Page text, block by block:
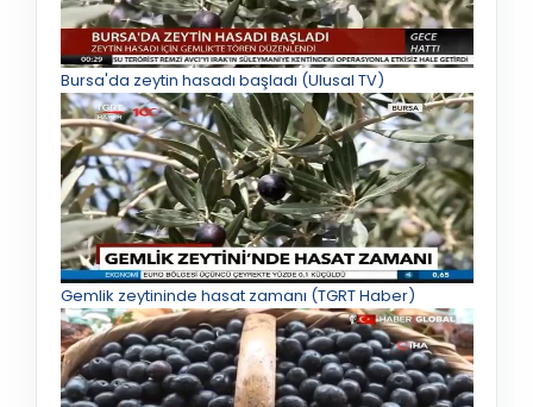
Bursa'da zeytin hasadı başladı (Ulusal TV)
Gemlik zeytininde hasat zamanı (TGRT Haber)